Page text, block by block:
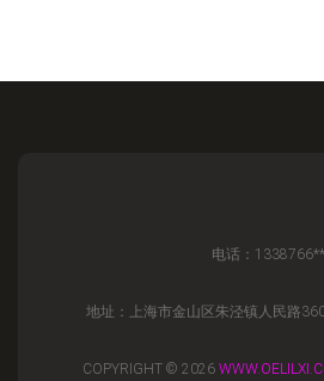
电话：1338766**
地址：上海市金山区朱泾镇人民路
COPYRIGHT © 2026